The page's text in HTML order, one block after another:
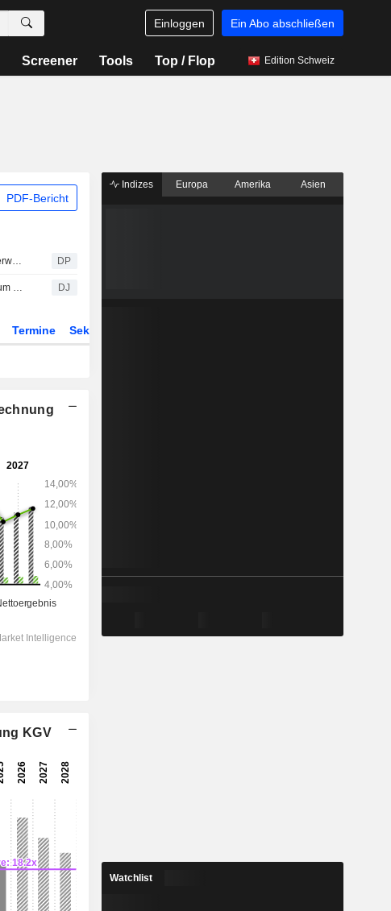
Einloggen Ein Abo abschließen
Screener Tools Top / Flop Edition Schweiz
PDF-Bericht
Siemens erzielt Rekordaufträge und erwartet mehr Gewinn DP
Siemens steigert operativen Gewinn um 25 Prozent und hebt Prognose an DJ
Termine Sektor
252’050
20.9x
1.6x
20.1x
13.68
49% 46.8%
KGV
Indizes Europa Amerika Asien
Watchlist